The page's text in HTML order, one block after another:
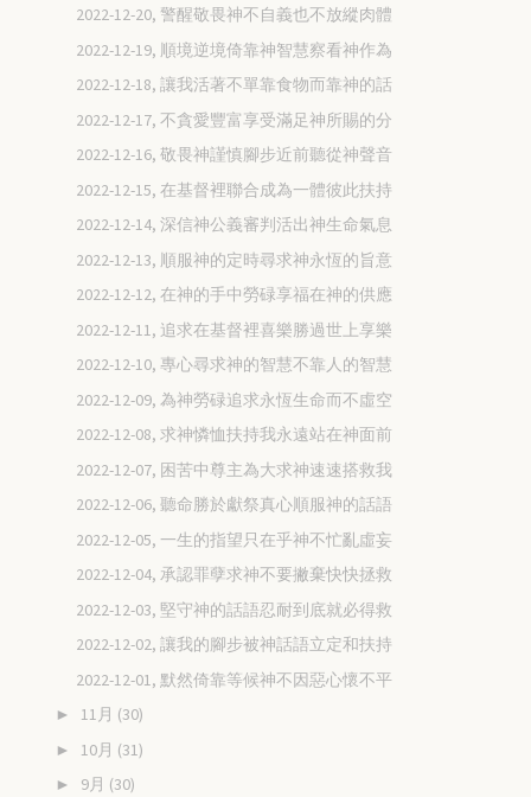
2022-12-20, 警醒敬畏神不自義也不放縱肉體
2022-12-19, 順境逆境倚靠神智慧察看神作為
2022-12-18, 讓我活著不單靠食物而靠神的話
2022-12-17, 不貪愛豐富享受滿足神所賜的分
2022-12-16, 敬畏神謹慎腳步近前聽從神聲音
2022-12-15, 在基督裡聯合成為一體彼此扶持
2022-12-14, 深信神公義審判活出神生命氣息
2022-12-13, 順服神的定時尋求神永恆的旨意
2022-12-12, 在神的手中勞碌享福在神的供應
2022-12-11, 追求在基督裡喜樂勝過世上享樂
2022-12-10, 專心尋求神的智慧不靠人的智慧
2022-12-09, 為神勞碌追求永恆生命而不虛空
2022-12-08, 求神憐恤扶持我永遠站在神面前
2022-12-07, 困苦中尊主為大求神速速搭救我
2022-12-06, 聽命勝於獻祭真心順服神的話語
2022-12-05, 一生的指望只在乎神不忙亂虛妄
2022-12-04, 承認罪孽求神不要撇棄快快拯救
2022-12-03, 堅守神的話語忍耐到底就必得救
2022-12-02, 讓我的腳步被神話語立定和扶持
2022-12-01, 默然倚靠等候神不因惡心懷不平
► 11月 (30)
► 10月 (31)
► 9月 (30)